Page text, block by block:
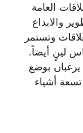
العامة
والابداع
وتستمر
لينٍ أيضاً.
بوضع
أشياء